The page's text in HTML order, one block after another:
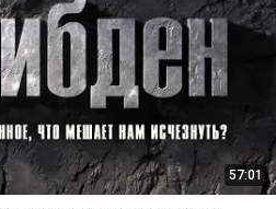
57:01